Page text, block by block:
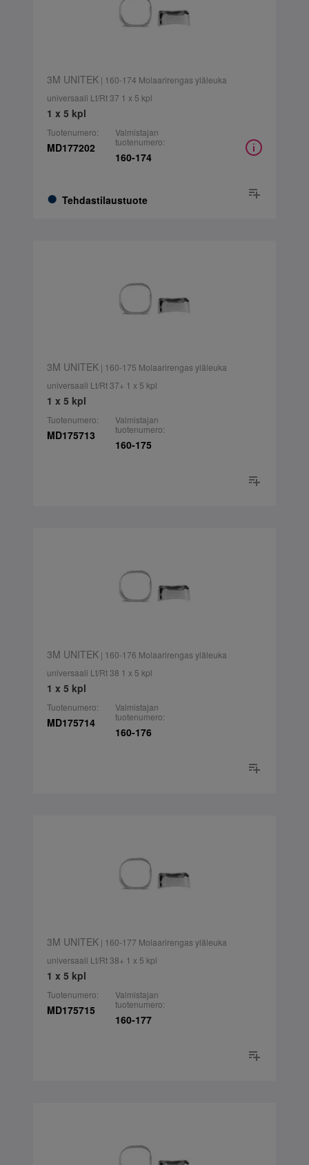
3M UNITEK| 160-174 Molaarirengas yläleuka
universaali Lt/Rt 37 1 x 5 kpl
1 x 5 kpl
Tuotenumero:
MD177202
Tehdastilaustuote
Valmistajan
tuotenumero:
160-174
3M UNITEK| 160-175 Molaarirengas yläleuka
universaali Lt/Rt 37+ 1 x 5 kpl
1 x 5 kpl
Tuotenumero:
MD175713
Valmistajan
tuotenumero:
160-175
3M UNITEK| 160-176 Molaarirengas yläleuka
universaali Lt/Rt 38 1 x 5 kpl
1 x 5 kpl
Tuotenumero:
MD175714
Valmistajan
tuotenumero:
160-176
3M UNITEK| 160-177 Molaarirengas yläleuka
universaali Lt/Rt 38+ 1 x 5 kpl
1 x 5 kpl
Tuotenumero:
MD175715
Valmistajan
tuotenumero:
160-177